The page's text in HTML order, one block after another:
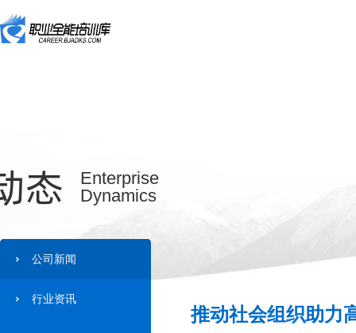
态
Enterprise
Dynamics
公司新闻
行业资讯
推动社会组织助力